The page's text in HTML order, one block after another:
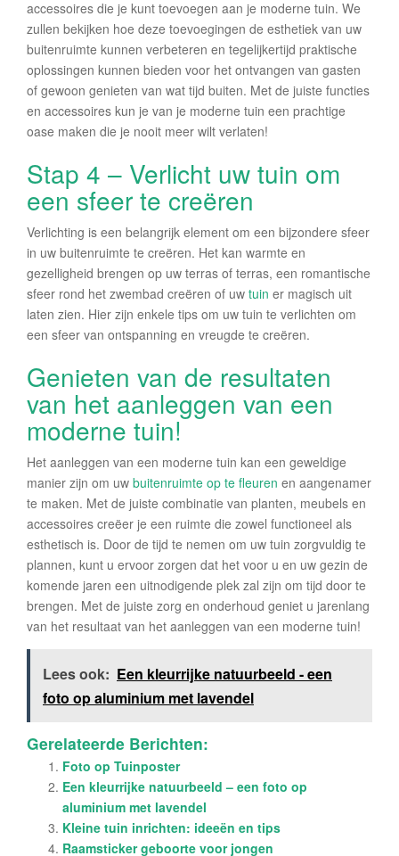
accessoires die je kunt toevoegen aan je moderne tuin. We
zullen bekijken hoe deze toevoegingen de esthetiek van uw
buitenruimte kunnen verbeteren en tegelijkertijd praktische
oplossingen kunnen bieden voor het ontvangen van gasten
of gewoon genieten van wat tijd buiten. Met de juiste functies
en accessoires kun je van je moderne tuin een prachtige
oase maken die je nooit meer wilt verlaten!
Stap 4 – Verlicht uw tuin om
een sfeer te creëren
Verlichting is een belangrijk element om een bijzondere sfeer
in uw buitenruimte te creëren. Het kan warmte en
gezelligheid brengen op uw terras of terras, een romantische
sfeer rond het zwembad creëren of uw tuin er magisch uit
laten zien. Hier zijn enkele tips om uw tuin te verlichten om
een sfeer van ontspanning en vreugde te creëren.
Genieten van de resultaten
van het aanleggen van een
moderne tuin!
Het aanleggen van een moderne tuin kan een geweldige
manier zijn om uw buitenruimte op te fleuren en aangenamer
te maken. Met de juiste combinatie van planten, meubels en
accessoires creëer je een ruimte die zowel functioneel als
esthetisch is. Door de tijd te nemen om uw tuin zorgvuldig te
plannen, kunt u ervoor zorgen dat het voor u en uw gezin de
komende jaren een uitnodigende plek zal zijn om tijd door te
brengen. Met de juiste zorg en onderhoud geniet u jarenlang
van het resultaat van het aanleggen van een moderne tuin!
Lees ook: Een kleurrijke natuurbeeld - een
foto op aluminium met lavendel
Gerelateerde Berichten:
Foto op Tuinposter
Een kleurrijke natuurbeeld – een foto op
aluminium met lavendel
Kleine tuin inrichten: ideeën en tips
Raamsticker geboorte voor jongen